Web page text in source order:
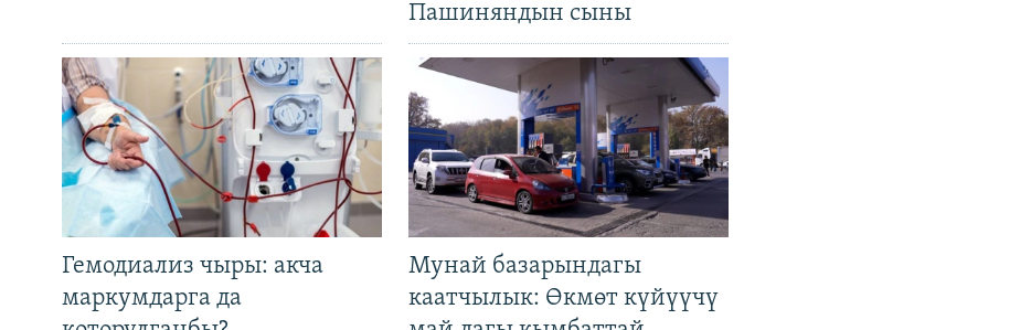
Пашиняндын сыны
Гемодиализ чыры: акча
маркумдарга да
Мунай базарындагы
каатчылык: Өкмөт күйүүчү